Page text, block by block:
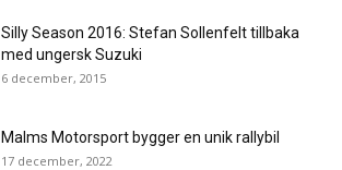
Silly Season 2016: Stefan Sollenfelt tillbaka
med ungersk Suzuki
6 december, 2015
Malms Motorsport bygger en unik rallybil
17 december, 2022